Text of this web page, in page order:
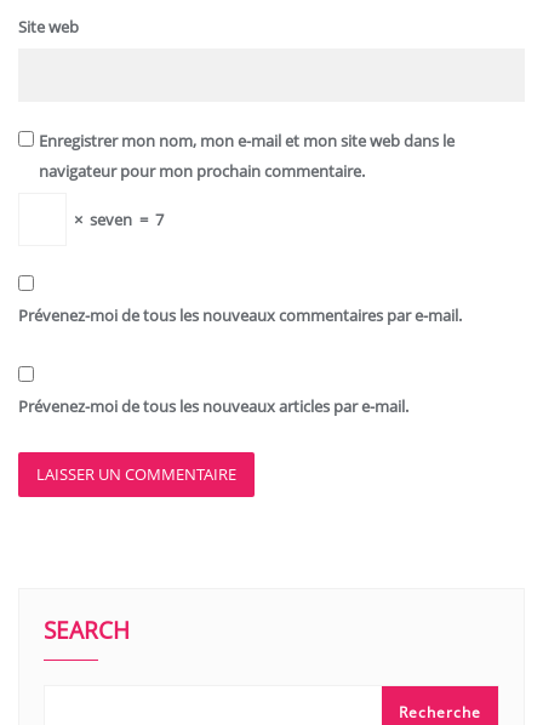
Site web
Enregistrer mon nom, mon e-mail et mon site web dans le
navigateur pour mon prochain commentaire.
× seven = 7
Prévenez-moi de tous les nouveaux commentaires par e-mail.
Prévenez-moi de tous les nouveaux articles par e-mail.
SEARCH
Recherche